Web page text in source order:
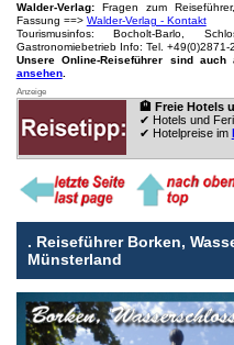
Walder-Verlag: Fragen zum
Fassung ==> Walder-Verlag - Kontakt
Tourismusinfos: Bocholt-Barlo,
Gastronomiebetrieb Info: Tel. +49(0)2871-
Unsere Online-Reiseführer sind
ansehen.
Anzeige
🏨 Freie Hotels
✔ Hotels und
✔ Hotelpreise im
. Reiseführer Borken,
Münsterland